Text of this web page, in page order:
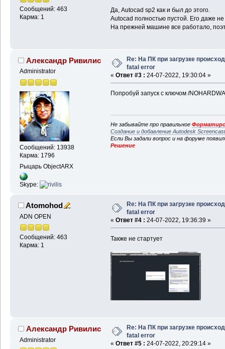
Сообщений: 463
Карма: 1
Да, Autocad sp2 как и был до этого.
Autocad полностью пустой. Его даже не
На прежней машине все работало,
Александр Ривилис
Administrator
Сообщений: 13938
Карма: 1796
Рыцарь ObjectARX
Skype:
Re: На ПК при загрузке
fatal error
« Ответ #3 : 24-07-2022, 19:30:04 »
Попробуй запуск с ключом /
Не забывайте про правильное
Создание и добавление Autodesk
Если Вы задали вопрос и на форуме
Решение
Atomohod
ADN OPEN
Сообщений: 463
Карма: 1
Re: На ПК при загрузке
fatal error
« Ответ #4 : 24-07-2022, 19:36:39 »
Также не стартует
Александр Ривилис
Administrator
Re: На ПК при загрузке
fatal error
« Ответ #5 : 24-07-2022, 20:29:14 »